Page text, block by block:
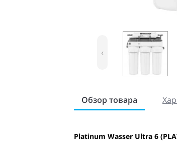
‹
Обзор товара
Platinum Wasser Ultra 6